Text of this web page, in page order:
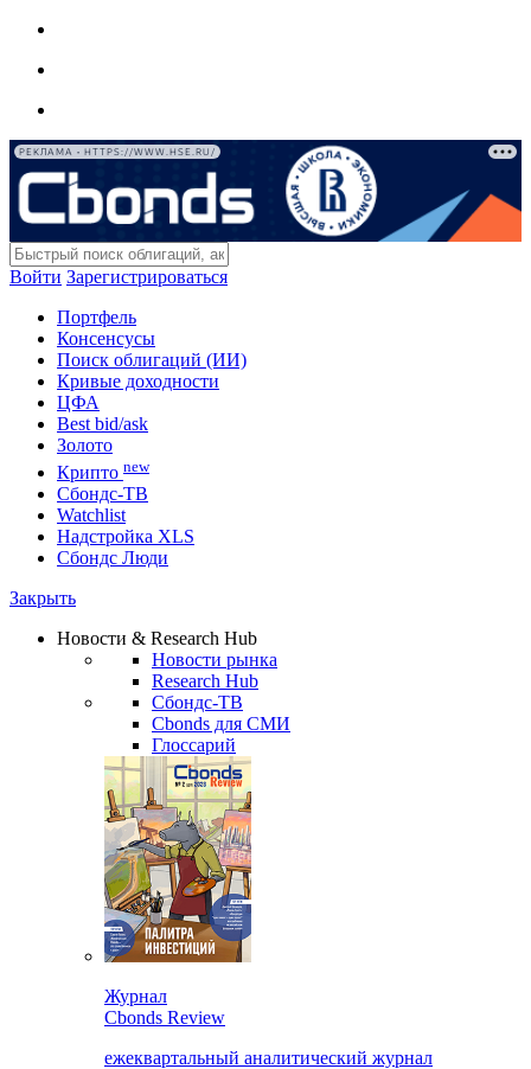
РЕКЛАМА • HTTPS://WWW.HSE.RU/
Войти Зарегистрироваться
Портфель
Консенсусы
Поиск облигаций (ИИ)
Кривые доходности
ЦФА
Best bid/ask
Золото
Крипто new
Сбондс-ТВ
Watchlist
Надстройка XLS
Сбондс Люди
Закрыть
Новости & Research Hub
Новости рынка
Research Hub
Сбондс-ТВ
Cbonds для СМИ
Глоссарий
Журнал
Cbonds Review
ежеквартальный аналитический журнал